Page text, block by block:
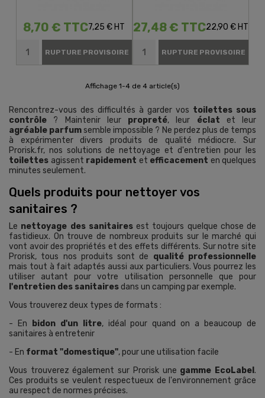
8,70 € TTC7,25 € HT
RUPTURE PROVISOIRE
27,48 € TTC22,90 € HT
RUPTURE PROVISOIRE
Affichage 1-4 de 4 article(s)
Rencontrez-vous des difficultés à garder vos toilettes sous
contrôle ? Maintenir leur propreté, leur éclat et leur
agréable parfumsemble impossible ? Ne perdez plus de temps
à expérimenter divers produits de qualité médiocre. Sur
Prorisk.fr, nos solutions de nettoyage et d'entretien pour les
toilettes agissent rapidement et efficacement en quelques
minutes seulement.
Quels produits pour nettoyer vos
sanitaires ?
Le nettoyage des sanitairesest toujours quelque chose de
fastidieux. On trouve de nombreux produits sur le marché qui
vont avoir des propriétés et des effets différents. Sur notre site
Prorisk, tous nos produits sont de qualité professionnelle
mais tout à fait adaptés aussi aux particuliers. Vous pourrez les
utiliser autant pour votre utilisation personnelle que pour
l'entretien des sanitairesdans un camping par exemple.
Vous trouverez deux types de formats :
- En
bidon d'un litre, idéal pour quand on a beaucoup de
sanitaires à entretenir
- En format "domestique", pour une utilisation facile
Vous trouverez également sur Prorisk une gamme EcoLabel .
Ces produits se veulent respectueux de l'environnement grâce
au respect de normes précises.